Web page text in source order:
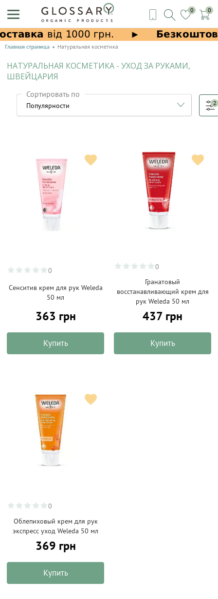
0 0
Главная страница Натуральная косметика
НАТУРАЛЬНАЯ КОСМЕТИКА - УХОД ЗА РУКАМИ,
ШВЕЙЦАРИЯ
Сортировать по
2
0
Сенситив крем для рук Weleda
50 мл
363 грн
Купить
0
Гранатовый
восстанавливающий крем для
рук Weleda 50 мл
437 грн
Купить
0
Облепиховый крем для рук
экспресс уход Weleda 50 мл
369 грн
Купить